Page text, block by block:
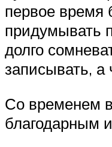
первое время
придумывать
долго
записывать, а
Со временем
благодарным